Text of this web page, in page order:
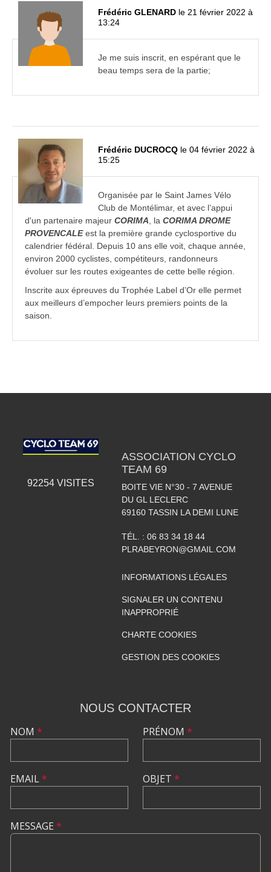
Frédéric GLENARD le 21 février 2022 à
13:24
Je me suis inscrit, en espérant que le
beau temps sera de la partie;
Frédéric DUCROCQ le 04 février 2022 à
15:25
Organisée par le Saint James Vélo
Club de Montélimar, et avec l’appui
d'un partenaire majeur CORIMA , la CORIMA DROME
PROVENCALEest la première grande cyclosportive du
calendrier fédéral. Depuis 10 ans elle voit, chaque année,
environ 2000 cyclistes, compétiteurs, randonneurs
évoluer sur les routes exigeantes de cette belle région.
Inscrite aux épreuves du Trophée Label d’Or elle permet
aux meilleurs d’empocher leurs premiers points de la
saison.
92254VISITES
ASSOCIATION CYCLO
TEAM 69
BOITE VIE N°30 - 7 AVENUE
DU GL LECLERC
69160 TASSIN LA DEMI LUNE
TÉL. : 06 83 34 18 44
PLRABEYRON@GMAIL.COM
INFORMATIONS LÉGALES
SIGNALER UN CONTENU
INAPPROPRIÉ
CHARTE COOKIES
GESTION DES COOKIES
NOUS CONTACTER
NOM *
EMAIL*
PRÉNOM *
OBJET *
MESSAGE *